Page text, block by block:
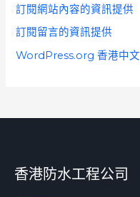
訂閱網站內容的資訊提供
訂閱留言的資訊提供
WordPress.org 香港中文
香港防水工程公司